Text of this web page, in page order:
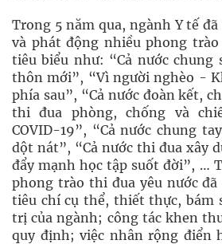
Trong 5 năm qua, ngành Y tế
và phát động nhiều phong
tiêu biểu như: “Cả nước chung
thôn mới”, “Vì người nghèo -
phía sau”, “Cả nước đoàn kết,
thi đua phòng, chống và
COVID-19”, “Cả nước chung
dột nát”, “Cả nước thi đua xây
đẩy mạnh học tập suốt đời”, …
phong trào thi đua yêu nước
tiêu chí cụ thể, thiết thực, bám
trị của ngành; công tác khen
quy định; việc nhân rộng điển